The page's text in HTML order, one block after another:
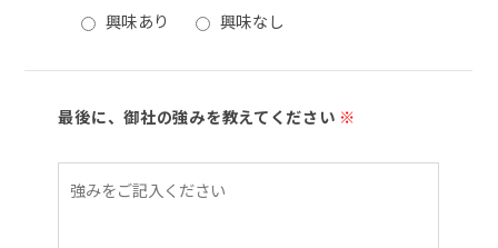
興味あり 興味なし
最後に、御社の強みを教えてください ※